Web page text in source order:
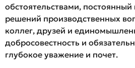
обстоятельствами,
решений производственных
коллег, друзей и
добросовестность и
глубокое уважение и почет.